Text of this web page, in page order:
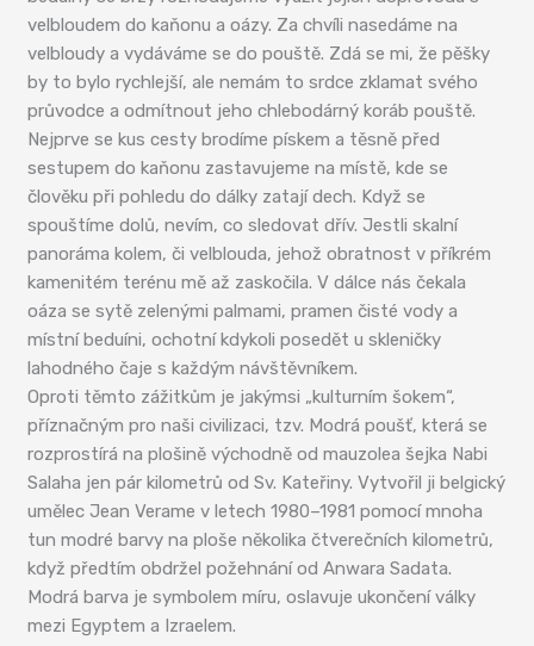
velbloudem do kaňonu a oázy. Za chvíli nasedáme na
velbloudy a vydáváme se do pouště. Zdá se mi, že pěšky
by to bylo rychlejší, ale nemám to srdce zklamat svého
průvodce a odmítnout jeho chlebodárný koráb pouště.
Nejprve se kus cesty brodíme pískem a těsně před
sestupem do kaňonu zastavujeme na místě, kde se
člověku při pohledu do dálky zatají dech. Když se
spouštíme dolů, nevím, co sledovat dřív. Jestli skalní
panoráma kolem, či velblouda, jehož obratnost v příkrém
kamenitém terénu mě až zaskočila. V dálce nás čekala
oáza se sytě zelenými palmami, pramen čisté vody a
místní beduíni, ochotní kdykoli posedět u skleničky
lahodného čaje s každým návštěvníkem.
Oproti těmto zážitkům je jakýmsi „kulturním šokem“,
příznačným pro naši civilizaci, tzv. Modrá poušť, která se
rozprostírá na plošině východně od mauzolea šejka Nabi
Salaha jen pár kilometrů od Sv. Kateřiny. Vytvořil ji belgický
umělec Jean Verame v letech 1980–1981 pomocí mnoha
tun modré barvy na ploše několika čtverečních kilometrů,
když předtím obdržel požehnání od Anwara Sadata.
Modrá barva je symbolem míru, oslavuje ukončení války
mezi Egyptem a Izraelem.